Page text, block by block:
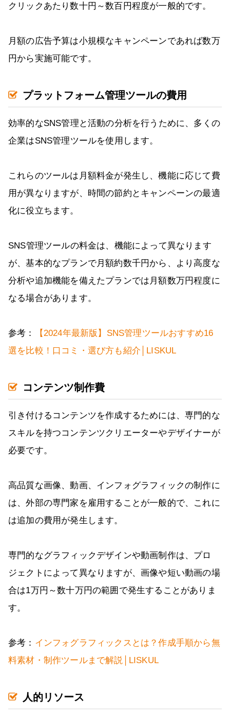
クリックあたり数十円～数百円程度が一般的です。
月額の広告予算は小規模なキャンペーンであれば数万
円から実施可能です。
プラットフォーム管理ツールの費用
効率的なSNS管理と活動の分析を行うために、多くの
企業はSNS管理ツールを使用します。
これらのツールは月額料金が発生し、機能に応じて費
用が異なりますが、時間の節約とキャンペーンの最適
化に役立ちます。
SNS管理ツールの料金は、機能によって異なります
が、基本的なプランで月額約数千円から、より高度な
分析や追加機能を備えたプランでは月額数万円程度に
なる場合があります。
参考：
【2024年最新版】SNS管理ツールおすすめ16
選を比較！口コミ・選び方も紹介│LISKUL
コンテンツ制作費
引き付けるコンテンツを作成するためには、専門的な
スキルを持つコンテンツクリエーターやデザイナーが
必要です。
高品質な画像、動画、インフォグラフィックの制作に
は、外部の専門家を雇用することが一般的で、これに
は追加の費用が発生します。
専門的なグラフィックデザインや動画制作は、プロ
ジェクトによって異なりますが、画像や短い動画の場
合は1万円～数十万円の範囲で発生することがありま
す。
参考： インフォグラフィックスとは？作成手順から無
料素材・制作ツールまで解説│LISKUL
人的リソース